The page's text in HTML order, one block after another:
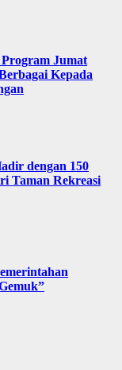
Jumat
Kepada
dengan 150
Taman Rekreasi